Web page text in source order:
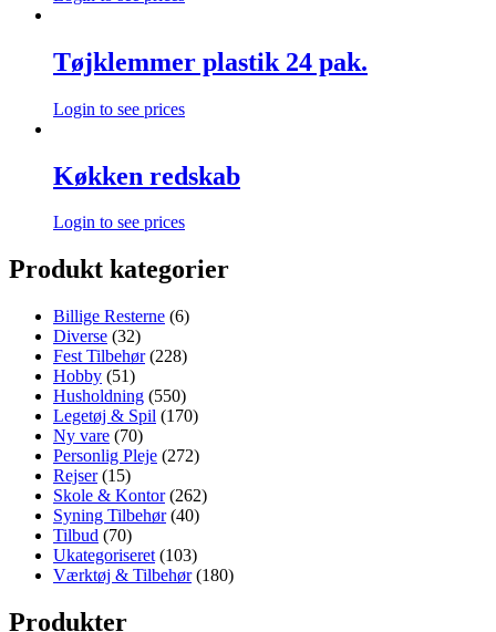
Tøjklemmer plastik 24 pak.
Login to see prices
Køkken redskab
Login to see prices
Produkt kategorier
Billige Resterne (6)
Diverse (32)
Fest Tilbehør (228)
Hobby (51)
Husholdning (550)
Legetøj & Spil (170)
Ny vare (70)
Personlig Pleje (272)
Rejser (15)
Skole & Kontor (262)
Syning Tilbehør (40)
Tilbud (70)
Ukategoriseret (103)
Værktøj & Tilbehør (180)
Produkter